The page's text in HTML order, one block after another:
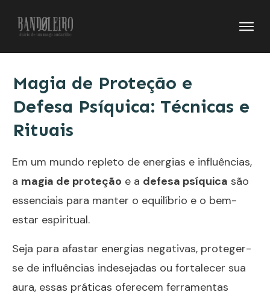
Magia de Proteção e
Defesa Psíquica: Técnicas e
Rituais
Em um mundo repleto de energias e influências,
a magia de proteção e a defesa psíquica são
essenciais para manter o equilíbrio e o bem-
estar espiritual.
Seja para afastar energias negativas, proteger-
se de influências indesejadas ou fortalecer sua
aura, essas práticas oferecem ferramentas